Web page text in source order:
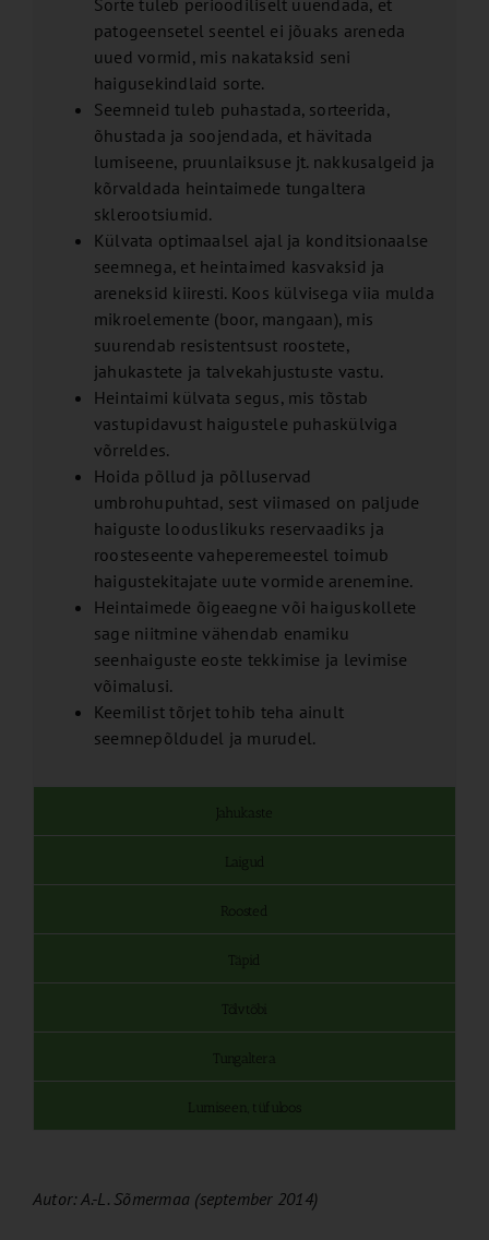
Sorte tuleb perioodiliselt uuendada, et
patogeensetel seentel ei jõuaks areneda
uued vormid, mis nakataksid seni
haigusekindlaid sorte.
Seemneid tuleb puhastada, sorteerida,
õhustada ja soojendada, et hävitada
lumiseene, pruunlaiksuse jt. nakkusalgeid ja
kõrvaldada heintaimede tungaltera
sklerootsiumid.
Külvata optimaalsel ajal ja konditsionaalse
seemnega, et heintaimed kasvaksid ja
areneksid kiiresti. Koos külvisega viia mulda
mikroelemente (boor, mangaan), mis
suurendab resistentsust roostete,
jahukastete ja talvekahjustuste vastu.
Heintaimi külvata segus, mis tõstab
vastupidavust haigustele puhaskülviga
võrreldes.
Hoida põllud ja põlluservad
umbrohupuhtad, sest viimased on paljude
haiguste looduslikuks reservaadiks ja
roosteseente vaheperemeestel toimub
haigustekitajate uute vormide arenemine.
Heintaimede õigeaegne või haiguskollete
sage niitmine vähendab enamiku
seenhaiguste eoste tekkimise ja levimise
võimalusi.
Keemilist tõrjet tohib teha ainult
seemnepõldudel ja murudel.
Jahukaste
Laigud
Roosted
Täpid
Tõlvtõbi
Tungaltera
Lumiseen, tüfuloos
Autor: A.-L. Sõmermaa (september 2014)